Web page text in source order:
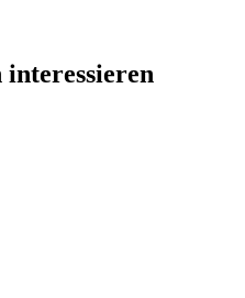
interessieren